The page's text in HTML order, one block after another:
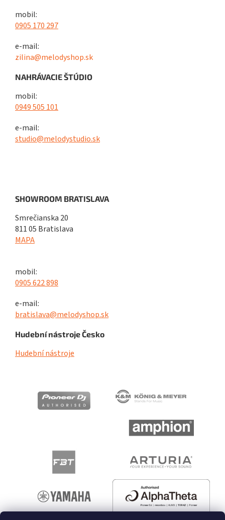
mobil:
0905 170 297
e-mail:
zilina@melodyshop.sk
NAHRÁVACIE ŠTÚDIO
mobil:
0949 505 101
e-mail:
studio@melodystudio.sk
SHOWROOM BRATISLAVA
Smrečianska 20
811 05 Bratislava
MAPA
mobil:
0905 622 898
e-mail:
bratislava@melodyshop.sk
Hudební nástroje Česko
Hudební nástroje